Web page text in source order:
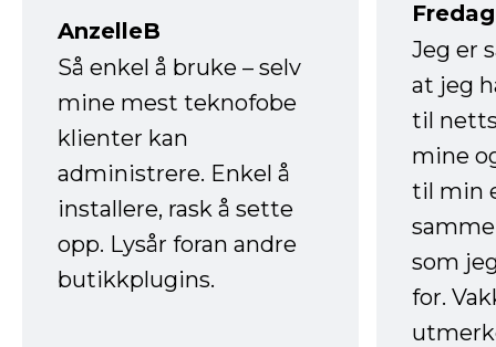
AnzelleB
Så enkel å bruke – selv
mine mest teknofobe
klienter kan
administrere. Enkel å
installere, rask å sette
opp. Lysår foran andre
butikkplugins.
Jeg er
at jeg
til
mine
til min
som
for.